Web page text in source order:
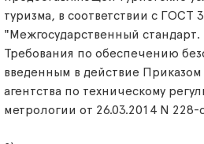
туризма, в соответствии с ГОСТ
"Межгосударственный стандарт.
Требования по обеспечению
введенным в действие
агентства по техническому
метрологии от 26.03.2014 N 228-